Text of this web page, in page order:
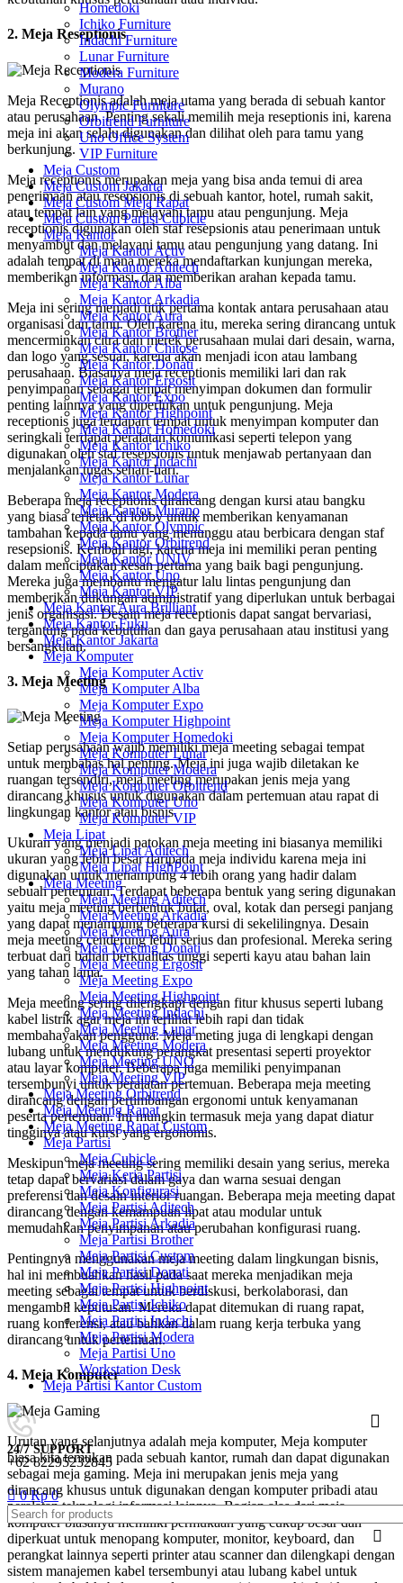
Homedoki
Ichiko Furniture
Indachi Furniture
Lunar Furniture
Modera Furniture
Murano
Olympic Furniture
Orbitrend Furniture
Uno Office System
VIP Furniture
Meja Custom
Meja Custom Jakarta
Meja Custom Meja Rapat
Meja Custom Partisi Cubicle
Meja Kantor
Meja Kantor Activ
Meja Kantor Aditech
Meja Kantor Alba
Meja Kantor Arkadia
Meja Kantor Aura
Meja Kantor Brother
Meja Kantor Chitose
Meja Kantor Donati
Meja Kantor Ergosit
Meja Kantor Expo
Meja Kantor Highpoint
Meja Kantor Homedoki
Meja Kantor Ichiko
Meja Kantor Indachi
Meja Kantor Lunar
Meja Kantor Modera
Meja Kantor Murano
Meja Kantor Olympic
Meja Kantor Orbitrend
Meja Kantor UNIV
Meja Kantor Uno
Meja Kantor VIP
Meja Kantor Aura Brilliant
Meja Kantor Fuku
Meja Kantor Jakarta
Meja Komputer
Meja Komputer Activ
Meja Komputer Alba
Meja Komputer Expo
Meja Komputer Highpoint
Meja Komputer Homedoki
Meja Komputer Lunar
Meja Komputer Modera
Meja Komputer Orbitrend
Meja Komputer Uno
Meja Komputer VIP
Meja Lipat
Meja Lipat Aditech
Meja Lipat HighPoint
Meja Meeting
Meja Meeting Aditech
Meja Meeting Arkadia
Meja Meeting Aura
Meja Meeting Donati
Meja Meeting Ergosit
Meja Meeting Expo
Meja Meeting Highpoint
Meja Meeting Indachi
Meja Meeting Lunar
Meja Meeting Modera
Meja Meeting UNO
Meja Meeting VIP
Meja Meeting Orbitrend
Meja Meeting Rapat
Meja Meeting Rapat Custom
Meja Partisi
Meja Cubicle
Meja Kerja Partisi
Meja Konfigurasi
Meja Partisi Aditech
Meja Partisi Arkadia
Meja Partisi Brother
Meja Partisi Custom
Meja Partisi Donati
Meja Partisi Highpoint
Meja Partisi Ichiko
Meja Partisi Indachi
Meja Partisi Modera
Meja Partisi Uno
Workstation Desk
Meja Partisi Kantor Custom
24/7 SUPPORT
+62 82295232845
0Rp0
2. Meja Reseptionis
Meja Receptionis adalah meja utama yang berada di sebuah kantor
atau perusahaan. Penting sekali memilih meja reseptionis ini, karena
meja ini akan selalu digunakan dan dilihat oleh para tamu yang
berkunjung.
Meja receptionis merupakan meja yang bisa anda temui di area
penerimaan atau resepsionis di sebuah kantor, hotel, rumah sakit,
atau tempat lain yang melayani tamu atau pengunjung. Meja
receptionis digunakan oleh staf resepsionis atau penerimaan untuk
menyambut dan melayani tamu atau pengunjung yang datang. Ini
adalah tempat di mana mereka mendaftarkan kunjungan mereka,
memberikan informasi, dan memberikan arahan kepada tamu.
Meja ini sering menjadi titik pertama kontak antara perusahaan atau
organisasi dan tamu. Oleh karena itu, mereka sering dirancang untuk
mencerminkan citra dan merek perusahaan mulai dari desain, warna,
dan logo yang sesuai, karena akan menjadi icon atau lambang
perusahaan. Biasanya meja receptionis memiliki lari dan rak
penyimpanan sebagai tempat menyimpan dokumen dan formulir
penting lainnya yang diperlukan untuk pengunjung. Meja
receptionis juga terdapart tempat untuk menyimpan komputer dan
seringkali terdapat peralatan komunikasi seperti telepon yang
digunakan oleh staf resepsionis untuk menjawab pertanyaan dan
menjalankan tugas sehari-hari.
Beberapa meja receptionis dirancang dengan kursi atau bangku
yang biasa terletak di lobby untuk memberikan kenyamanan
tambahan kepada tamu yang menunggu atau berbicara dengan staf
resepsionis. Kembali lagi, karena meja ini memiliki peran penting
dalam menciptakan kesan pertama yang baik bagi pengunjung.
Mereka juga membantu mengatur lalu lintas pengunjung dan
memberikan dukungan administratif yang diperlukan untuk berbagai
jenis organisasi. Desain meja receptionis dapat sangat bervariasi,
tergantung pada kebutuhan dan gaya perusahaan atau institusi yang
bersangkutan.
3. Meja Meeting
Setiap perusahaan wajib memiliki meja meeting sebagai tempat
untuk membahas hal penting. Meja ini juga wajib diletakan ke
ruangan tersendiri, meja meeting merupakan jenis meja yang
dirancang khusus untuk digunakan dalam pertemuan atau rapat di
lingkungan kantor atau bisnis.
Ukuran yang menjadi patokan meja meeting ini biasanya memiliki
ukuran yang lebih besar daripada meja individu karena meja ini
digunakan untuk menampung 4 lebih orang yang hadir dalam
sebuah pertemuan. Terdapat beberapa bentuk yang sering digunakan
yaitu meja meeting berbentuk bulat, oval, kotak dan persegi panjang
yang dapat menampung beberapa kursi di sekelilingnya. Desain
meja meeting cenderung lebih serius dan profesional. Mereka sering
terbuat dari bahan berkualitas tinggi seperti kayu atau bahan lain
yang tahan lama.
Meja meeting sering dilengkapi dengan fitur khusus seperti lubang
kabel listrik agar meja ini terlihat lebih rapi dan tidak
membahayakan pengguna. Meja meting juga di lengkapi dengan
lubang untuk mendukung perangkat presentasi seperti proyektor
atau layar komputer. Beberapa juga memiliki penyimpanan
tersembunyi untuk peralatan pertemuan. Beberapa meja meeting
dirancang dengan pertimbangan ergonomi untuk kenyamanan
peserta pertemuan. Ini mungkin termasuk meja yang dapat diatur
tingginya atau kursi yang ergonomis.
Meskipun meja meeting sering memiliki desain yang serius, mereka
tetap dapat bervariasi dalam gaya dan warna sesuai dengan
preferensi dan desain interior ruangan. Beberapa meja meeting dapat
dirancang dengan kemampuan lipat atau modular untuk
memudahkan penyimpanan atau perubahan konfigurasi ruang.
Pentingnya menggunakan meja meeting dalam lingkungan bisnis,
hal ini membuahkan hasil pada saat mereka menjadikan meja
meeting sebagai tempat untuk berdiskusi, berkolaborasi, dan
mengambil keputusan. Mereka dapat ditemukan di ruang rapat,
ruang konferensi, atau bahkan dalam ruang kerja terbuka yang
dirancang untuk pertemuan.
4. Meja Komputer
Urutan yang selanjutnya adalah meja komputer, Meja komputer
biasa kita temukan pada sebuah kantor, rumah dan dapat digunakan
sebagai meja gaming. Meja ini merupakan jenis meja yang
dirancang khusus untuk digunakan dengan komputer pribadi atau
peralatan teknologi informasi lainnya. Bagian alas dari meja
komputer biasanya memiliki permukaan yang cukup besar dan
diperkuat untuk menopang komputer, monitor, keyboard, dan
perangkat lainnya seperti printer atau scanner dan dilengkapi dengan
sistem manajemen kabel tersembunyi atau lubang kabel untuk